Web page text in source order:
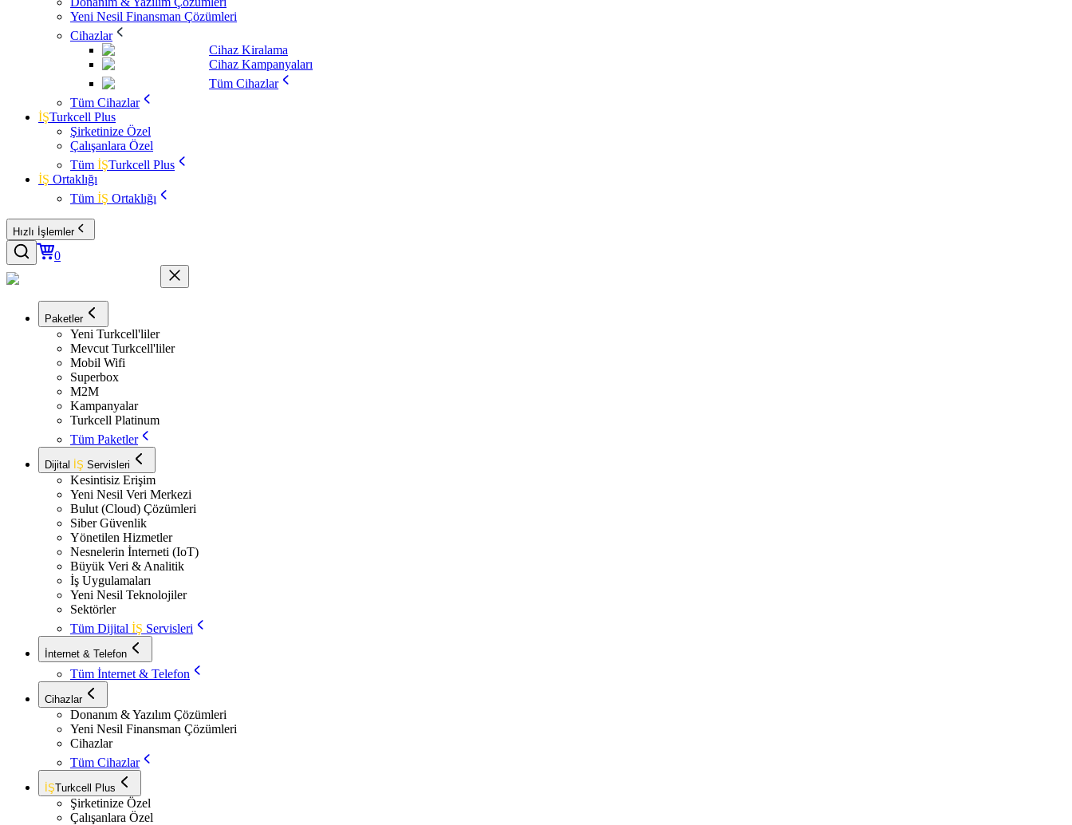
Yeni Nesil Finansman Çözümleri
Cihazlar
Cihaz Kiralama
Cihaz Kampanyaları
Tüm Cihazlar
Tüm Cihazlar
İŞTurkcell Plus
Şirketinize Özel
Çalışanlara Özel
Tüm İŞTurkcell Plus
İŞ Ortaklığı
Tüm İŞ Ortaklığı
Hızlı İşlemler
0
Paketler
Yeni Turkcell'liler
Mevcut Turkcell'liler
Mobil Wifi
Superbox
M2M
Kampanyalar
Turkcell Platinum
Tüm Paketler
Dijital İŞ Servisleri
Kesintisiz Erişim
Yeni Nesil Veri Merkezi
Bulut (Cloud) Çözümleri
Siber Güvenlik
Yönetilen Hizmetler
Nesnelerin İnterneti (IoT)
Büyük Veri & Analitik
İş Uygulamaları
Yeni Nesil Teknolojiler
Sektörler
Tüm Dijital İŞ Servisleri
İnternet & Telefon
Tüm İnternet & Telefon
Cihazlar
Donanım & Yazılım Çözümleri
Yeni Nesil Finansman Çözümleri
Cihazlar
Tüm Cihazlar
İŞTurkcell Plus
Şirketinize Özel
Çalışanlara Özel